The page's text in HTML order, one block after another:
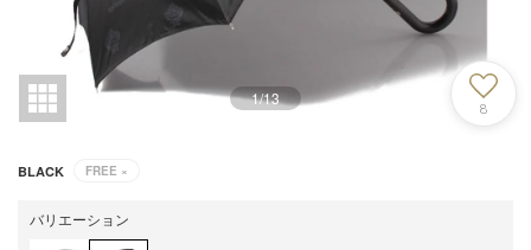
1/13
8
BLACK FREE ×
バリエーション